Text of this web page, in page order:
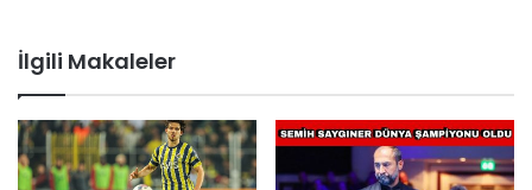
İlgili Makaleler